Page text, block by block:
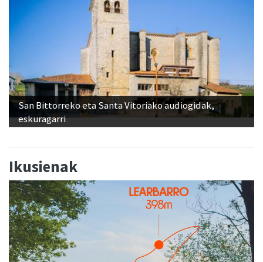
San Bittorreko eta Santa Vitoriako audiogidak,
eskuragarri
Ikusienak